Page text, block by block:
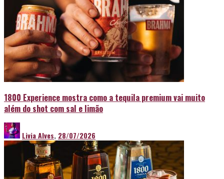
1800 Experience mostra como a tequila premium vai muito
além do shot com sal e limão
Livia Alves, 28/07/2026